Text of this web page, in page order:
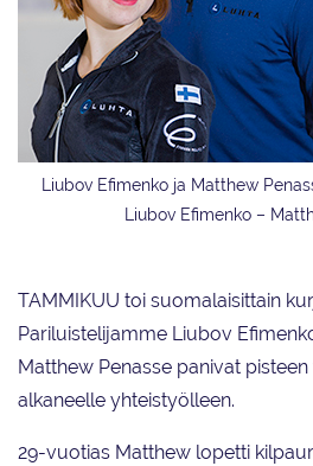
Liubov Efimenko ja Matthew
Liubov Efimenko –
TAMMIKUU toi suomalaisittain
Pariluistelijamme Liubov
Matthew Penasse panivat
alkaneelle yhteistyölleen.
29-vuotias Matthew lopetti